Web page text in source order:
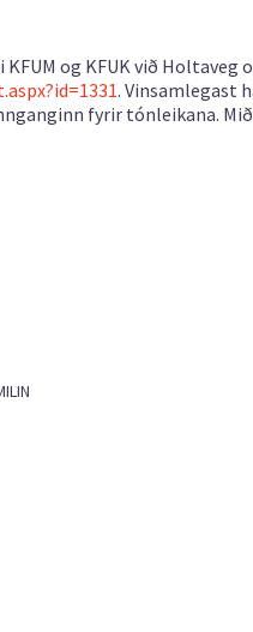
og KFUK við Holtaveg
. Vinsamlegast
fyrir tónleikana.